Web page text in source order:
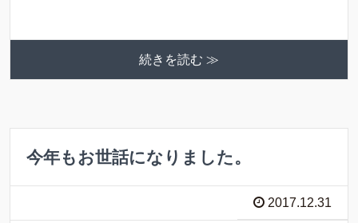
続きを読む ≫
今年もお世話になりました。
2017.12.31